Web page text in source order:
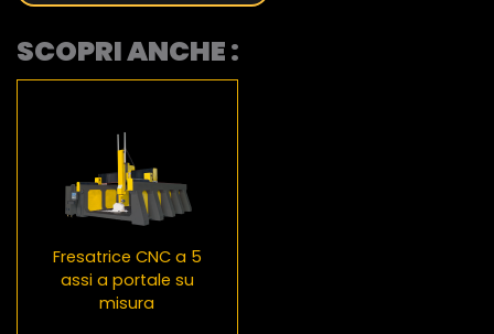
SCOPRI ANCHE :
Fresatrice CNC a 5
assi a portale su
misura